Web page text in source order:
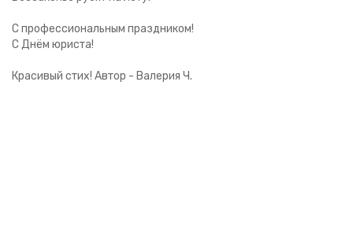
С профессиональным праздником!
С Днём юриста!
Красивый стих! Автор - Валерия Ч.